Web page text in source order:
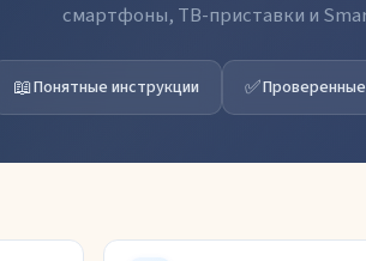
смартфоны, ТВ-приставки и
📖Понятные инструкции ✅